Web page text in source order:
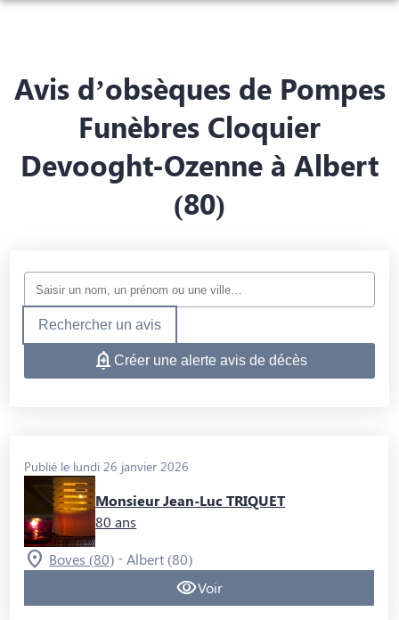
PRÉVOIR SES OBSÈQUES
MONUMENTS FUNÉRAIRES
NOTRE CHAMBRE FUNÉRAIRE
CONFIGUREZ VOTRE MONUMENT
ESPACES HOMMAGES
Avis d’obsèques de Pompes
Funèbres Cloquier
Devooght-Ozenne à Albert
(80)
Rechercher un avis
Créer une alerte avis de décès
Publié le lundi 26 janvier 2026
Monsieur Jean-Luc TRIQUET
80 ans
Boves (80) - Albert (80)
Voir